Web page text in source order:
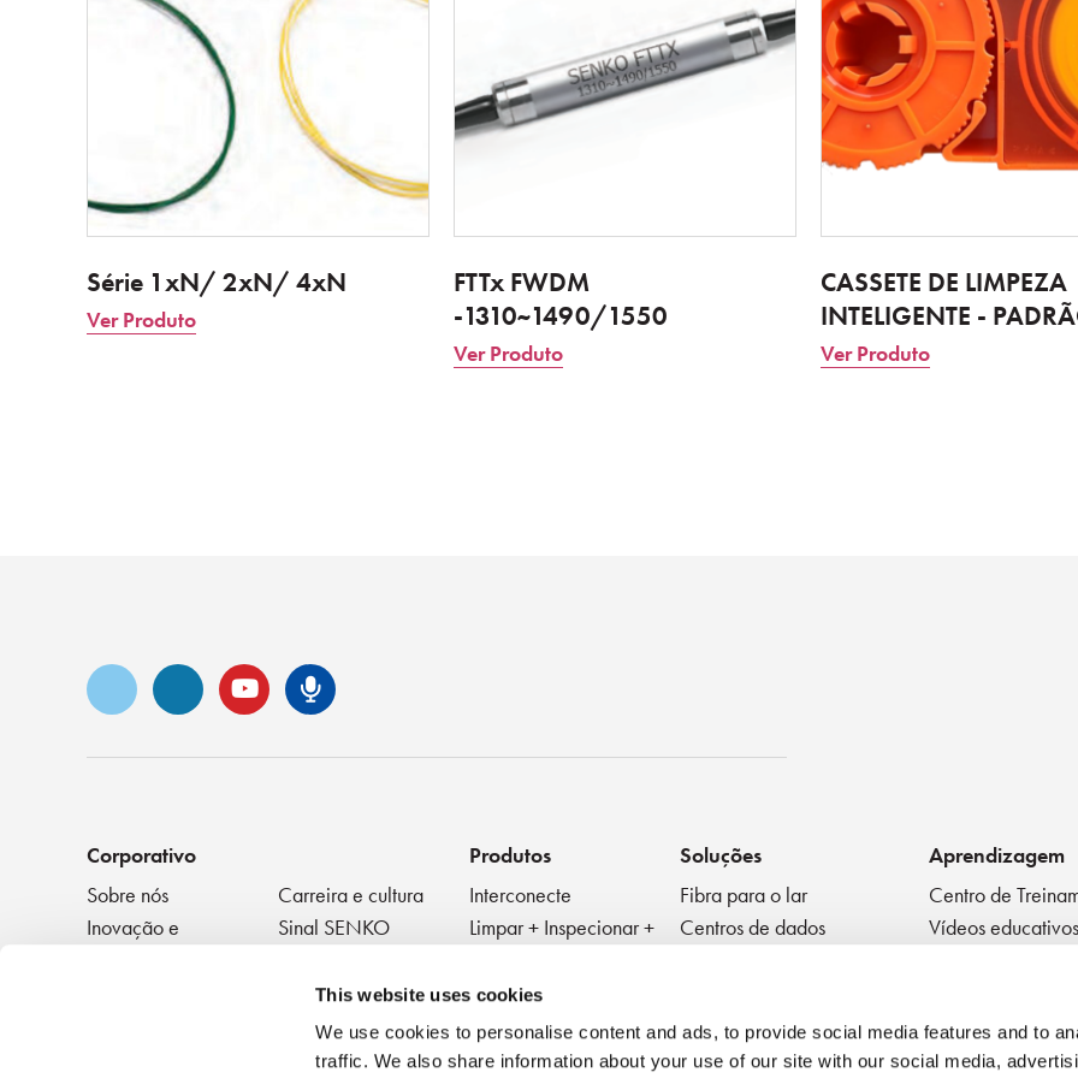
This website uses cookies
We use cookies to personalise content and ads, to provide social media features and to
traffic. We also share information about your use of our site with our social media,
Série 1xN/ 2xN/ 4xN
Ver Produto
FTTx FWDM
-1310~1490/1550
Ver Produto
CASSETE DE LIMPEZA
INTELIGENTE -
Ver Produto
Vimeo LinkedInYouTubePodcast Senko
Corporativo
Sobre nós
Carreira e cultura
Inovação e
reconhecimento
Sinal SENKO
NOTÍCIAS
Produtos
Interconecte
Limpar + Inspecionar +
Testar
Dispositivos Passivos
Soluções
Fibra para o lar
Centros de dados
Fator de forma muito
pequeno
Aprendizagem
Centro de
Vídeos
Melhores Práticas
Webinar